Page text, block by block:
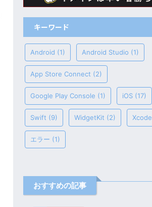
キーワード
Android (1) Android Studio (1)
App Store Connect (2)
Google Play Console (1) iOS (17)
Swift (9) WidgetKit (2) Xcode
エラー (1)
おすすめの記事